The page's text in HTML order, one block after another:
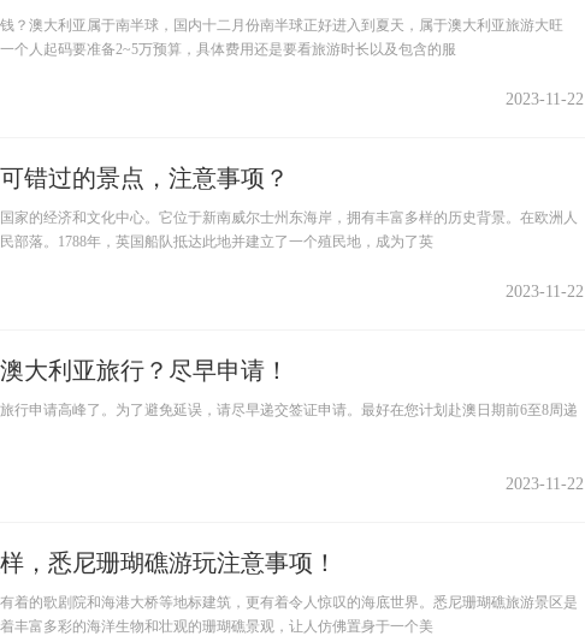
？澳大利亚属于南半球，国内十二月份南半球正好进入到夏天，属于澳大利亚旅游大旺
个人起码要准备2~5万预算，具体费用还是要看旅游时长以及包含的服
2023-11-22
错过的景点，注意事项？
家的经济和文化中心。它位于新南威尔士州东海岸，拥有丰富多样的历史背景。在欧洲人
部落。1788年，英国船队抵达此地并建立了一个殖民地，成为了英
2023-11-22
大利亚旅行？尽早申请！
行申请高峰了。为了避免延误，请尽早递交签证申请。最好在您计划赴澳日期前6至8周递
2023-11-22
，悉尼珊瑚礁游玩注意事项！
着的歌剧院和海港大桥等地标建筑，更有着令人惊叹的海底世界。悉尼珊瑚礁旅游景区是
丰富多彩的海洋生物和壮观的珊瑚礁景观，让人仿佛置身于一个美